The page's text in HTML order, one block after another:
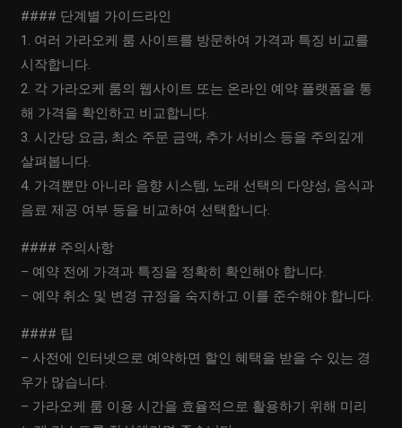
#### 단계별 가이드라인
1. 여러 가라오케 룸 사이트를 방문하여 가격과 특징 비교를
시작합니다.
2. 각 가라오케 룸의 웹사이트 또는 온라인 예약 플랫폼을 통
해 가격을 확인하고 비교합니다.
3. 시간당 요금, 최소 주문 금액, 추가 서비스 등을 주의깊게
살펴봅니다.
4. 가격뿐만 아니라 음향 시스템, 노래 선택의 다양성, 음식과
음료 제공 여부 등을 비교하여 선택합니다.
#### 주의사항
– 예약 전에 가격과 특징을 정확히 확인해야 합니다.
– 예약 취소 및 변경 규정을 숙지하고 이를 준수해야 합니다.
#### 팁
– 사전에 인터넷으로 예약하면 할인 혜택을 받을 수 있는 경
우가 많습니다.
– 가라오케 룸 이용 시간을 효율적으로 활용하기 위해 미리